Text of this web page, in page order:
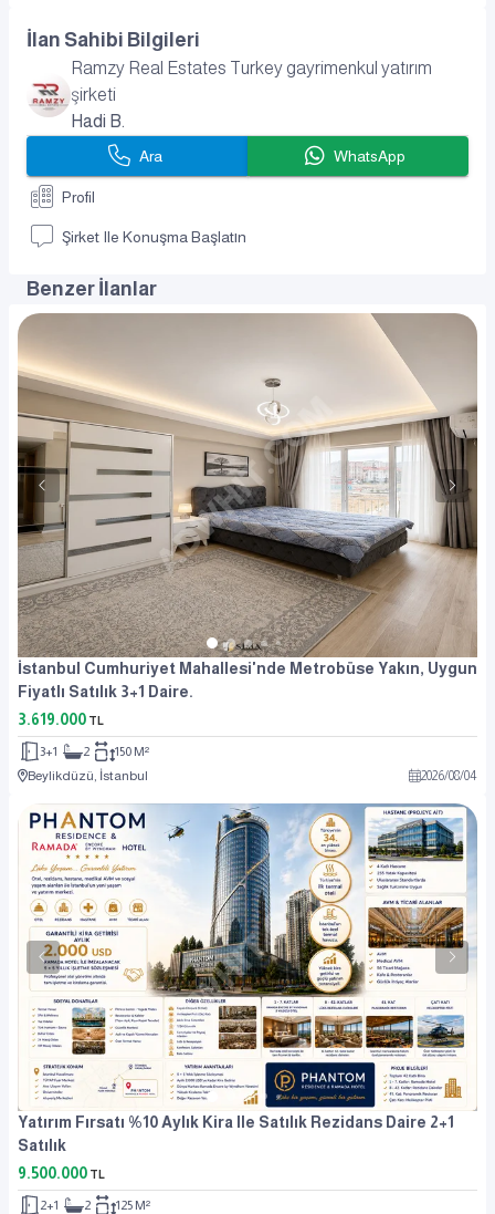
İlan Sahibi Bilgileri
Ramzy Real Estates Turkey gayrimenkul yatırım
şirketi
Hadi B.
Ara WhatsApp
Profil
Şirket Ile Konuşma Başlatın
Benzer İlanlar
İstanbul Cumhuriyet Mahallesi'nde Metrobüse Yakın, Uygun
Fiyatlı Satılık 3+1 Daire.
3.619.000 TL
3+1 2
150 M²
Beylikdüzü, İstanbul
2026/08/04
Yatırım Fırsatı %10 Aylık Kira Ile Satılık Rezidans Daire 2+1
Satılık
9.500.000 TL
2+1 2
125 M²